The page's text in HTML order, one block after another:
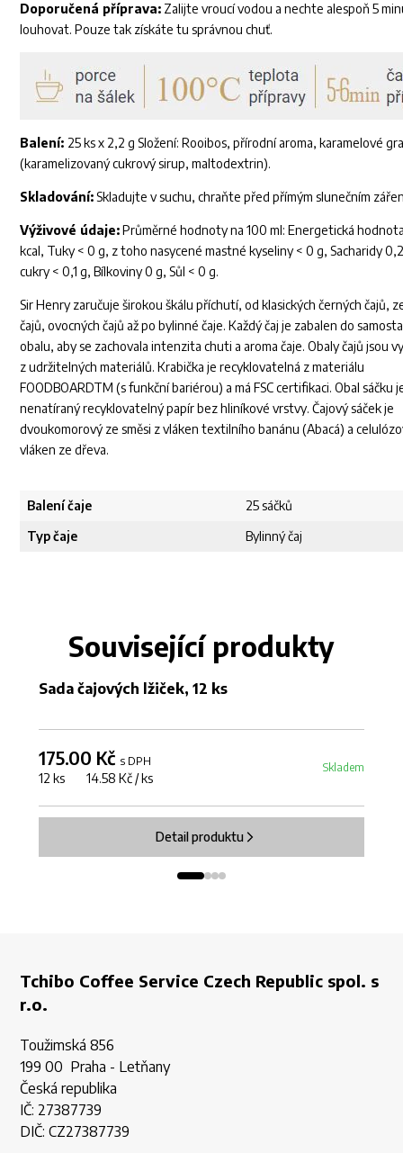
Doporučená příprava: Zalijte vroucí vodou a nechte alespoň 5
louhovat. Pouze tak získáte tu správnou chuť.
Balení: 25 ks x 2,2 g Složení: Rooibos, přírodní aroma, karamelové
(karamelizovaný cukrový sirup, maltodextrin).
Skladování: Skladujte v suchu, chraňte před přímým slunečním
Výživové údaje:Průměrné hodnoty na 100 ml: Energetická hodnota
kcal, Tuky < 0 g, z toho nasycené mastné kyseliny < 0 g, Sacharidy
cukry < 0,1 g, Bílkoviny 0 g, Sůl < 0 g.
Sir Henry zaručuje širokou škálu příchutí, od klasických černých čajů,
čajů, ovocných čajů až po bylinné čaje. Každý čaj je zabalen do
obalu, aby se zachovala intenzita chuti a aroma čaje. Obaly čajů jsou
z udržitelných materiálů. Krabička je recyklovatelná z materiálu
FOODBOARDTM (s funkční bariérou) a má FSC certifikaci. Obal sáčku
nenatíraný recyklovatelný papír bez hliníkové vrstvy. Čajový sáček je
dvoukomorový ze směsi z vláken textilního banánu (Abacá) a
vláken ze dřeva.
Balení čaje
25 sáčků
Typ čaje
Bylinný čaj
Související produkty
Sada čajových lžiček, 12 ks
175.00 Kč s DPH
12 ks 14.58 Kč / ks
Skladem
Detail produktu
Tchibo Coffee Service Czech Republic spol. s
r.o.
Toužimská 856
199 00 Praha - Letňany
Česká republika
IČ: 27387739
DIČ: CZ27387739